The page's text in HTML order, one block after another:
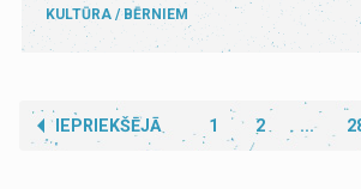
KULTŪRA
BĒRNIEM
IEPRIEKŠĒJĀ 1 2 ...